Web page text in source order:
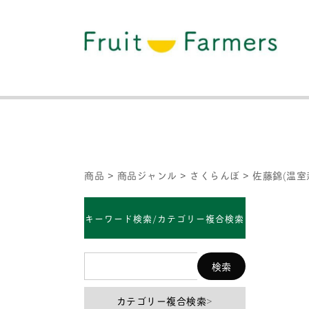
商品 > 商品ジャンル > さくらんぼ > 佐藤錦(温
キーワード検索/カテゴリー複合検索
カテゴリー複合検索>